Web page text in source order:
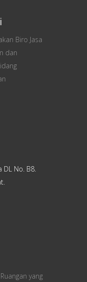
Biro Jasa
dan
DL No. B8.
yang